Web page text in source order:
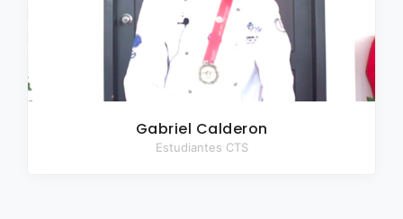
Gabriel Calderon
Estudiantes CTS